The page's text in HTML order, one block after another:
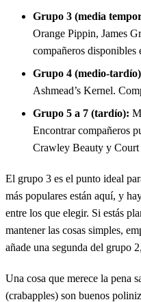
Grupo 3 (media
Orange Pippin, James
compañeros disponibles
Grupo 4 (medio-
Ashmead’s Kernel.
Grupo 5 a 7 (tardío):
Encontrar compañeros
Crawley Beauty y Court
El grupo 3 es el punto ideal
más populares están aquí, y
entre los que elegir. Si estás
mantener las cosas simples,
añade una segunda del grupo
Una cosa que merece la pena
(crabapples) son buenos